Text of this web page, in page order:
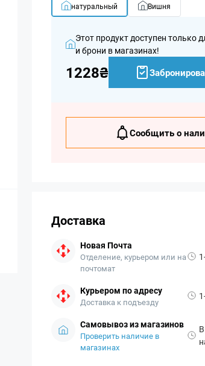
натуральный Вишня
Этот продукт доступен только
и брони в магазинах!
1228₴
Сообщить о
Доставка
Новая Почта
Отделение, курьером или на
почтомат
Курьером по адресу
Доставка к подъезду
Самовывоз из магазинов
Проверить наличие в
магазинах
В